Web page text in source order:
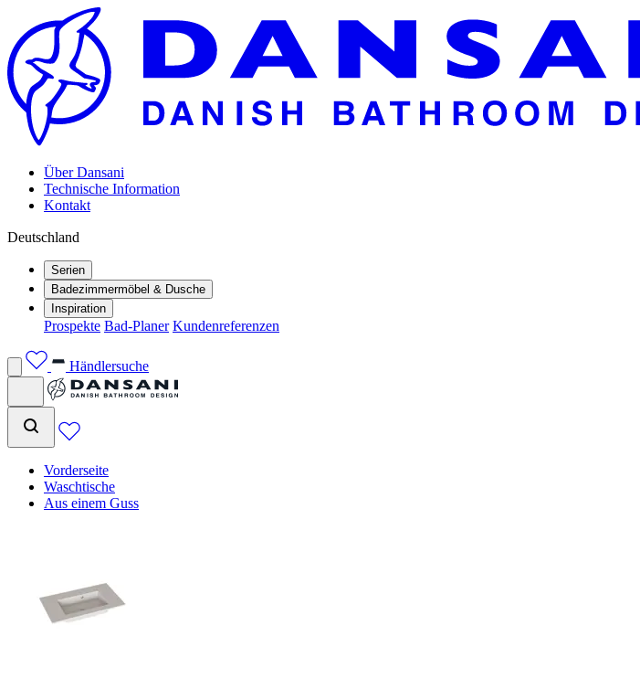
Über Dansani
Technische Information
Kontakt
Deutschland
Serien
Badezimmermöbel & Dusche
Inspiration
Prospekte Bad-Planer Kundenreferenzen
Händlersuche
Vorderseite
Waschtische
Aus einem Guss